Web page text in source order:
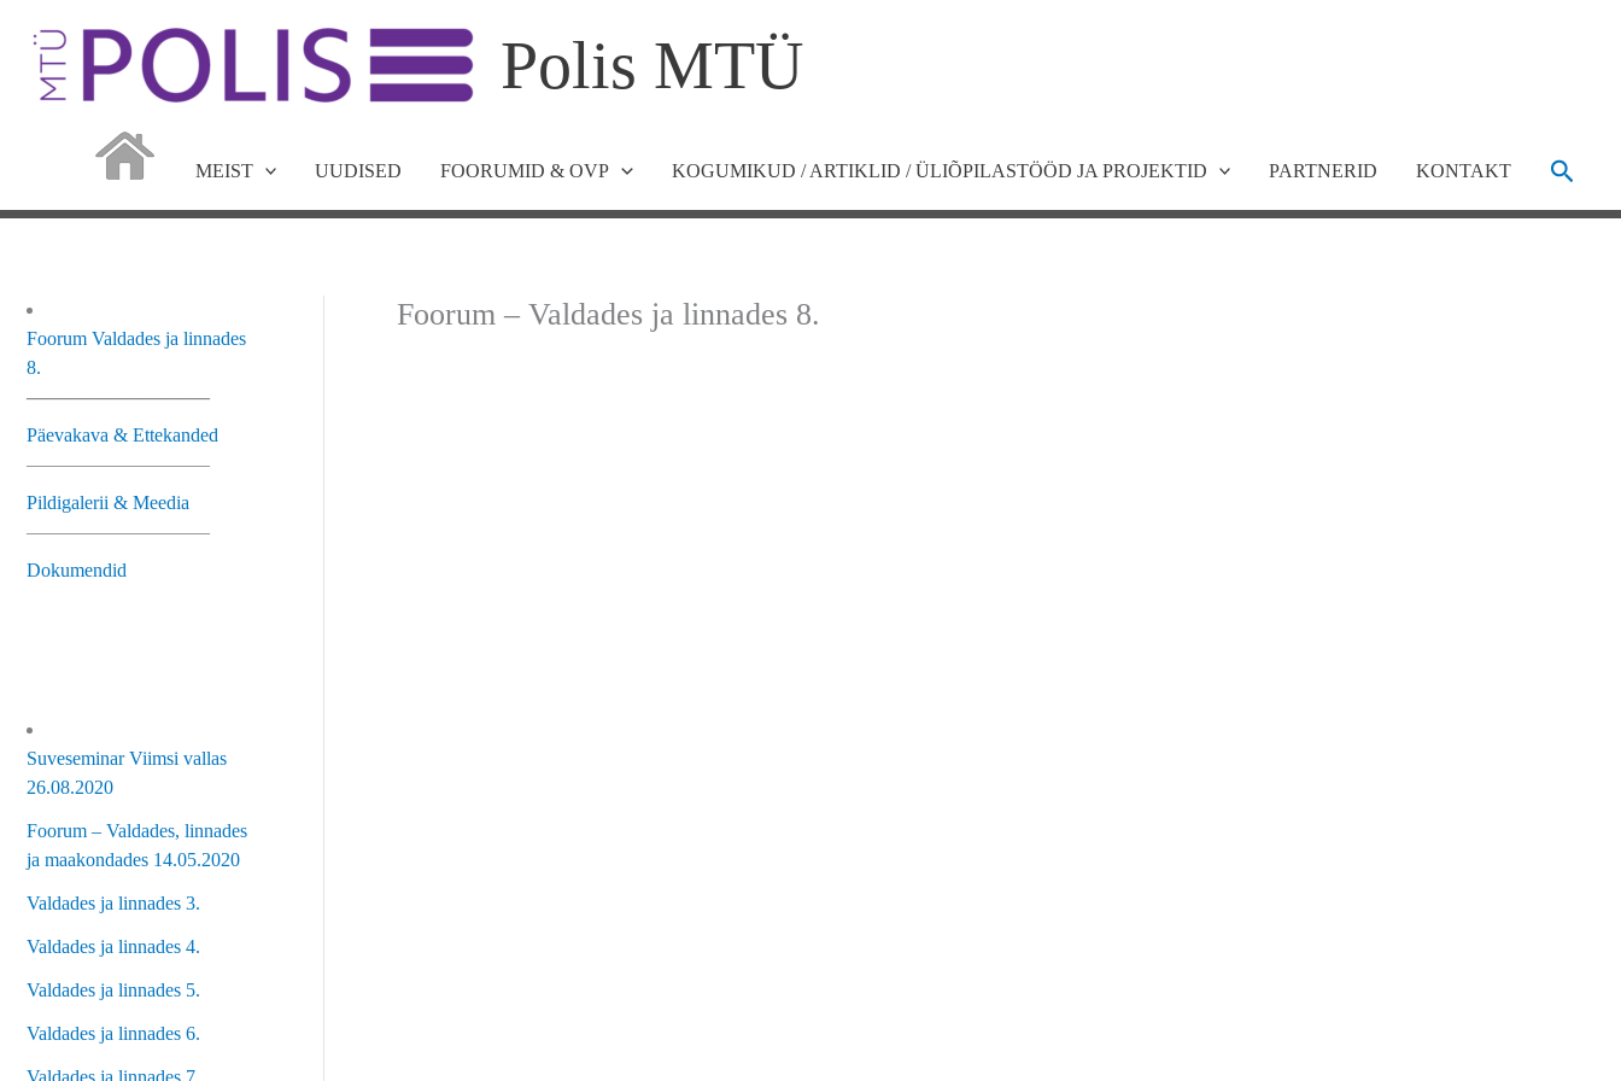
content
Polis MTÜ
MEIST UUDISED FOORUMID & OVP KOGUMIKUD / ARTIKLID / ÜLIÕPILASTÖÖD JA PROJEKTID PARTNERID KONTAKT Search
Foorum Valdades ja linnades
8.
—————————–
Päevakava & Ettekanded
—————————–
Pildigalerii & Meedia
—————————–
Dokumendid
Suveseminar Viimsi vallas
26.08.2020
Foorum – Valdades, linnades
ja maakondades 14.05.2020
Valdades ja linnades 3.
Valdades ja linnades 4.
Valdades ja linnades 5.
Valdades ja linnades 6.
Valdades ja linnades 7.
Foorum – Valdades ja linnades 8.